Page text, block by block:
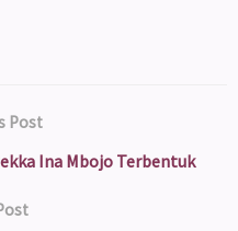
Post
Ina Mbojo Terbentuk